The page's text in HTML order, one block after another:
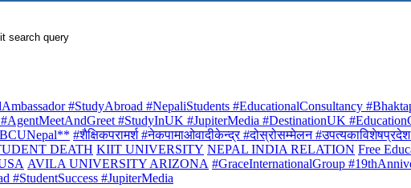
#StudyAbroad #NepaliStudents #EducationalConsultancy
#StudyInUK #JupiterMedia #DestinationUK
#शैक्षिकपरामर्श #नेकपामाओवादीकेन्द्र #दोस्रोसम्मेलन
DEATH KIIT UNIVERSITY NEPAL INDIA RELATION Free
AVILA UNIVERSITY ARIZONA #GraceInternationalGroup
#StudentSuccess #JupiterMedia